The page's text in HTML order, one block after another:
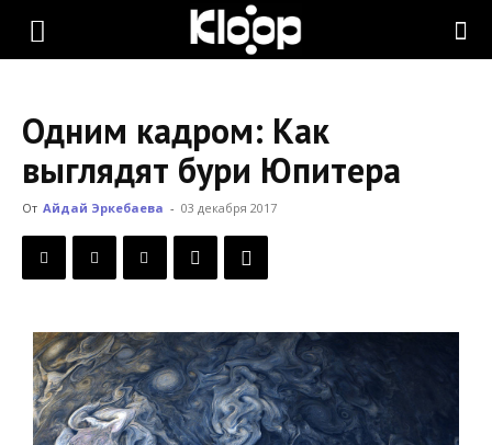
KLOOP.KG
Новости
Одним кадром: Как
выглядят бури Юпитера
От Айдай Эркебаева - 03 декабря 2017